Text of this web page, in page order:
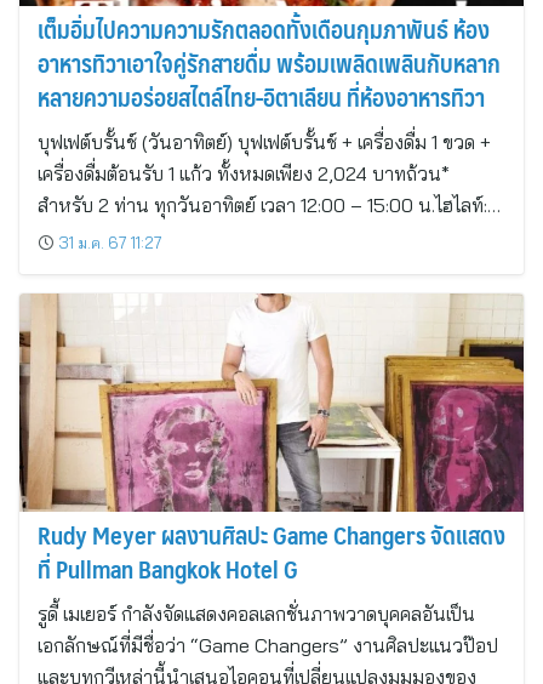
เต็มอิ่มไปความความรักตลอดทั้งเดือนกุมภาพันธ์ ห้อง
อาหารทิวาเอาใจคู่รักสายดื่ม พร้อมเพลิดเพลินกับหลาก
หลายความอร่อยสไตล์ไทย-อิตาเลียน ที่ห้องอาหารทิวา
บุฟเฟต์บรั้นช์ (วันอาทิตย์) บุฟเฟต์บรั้นช์ + เครื่องดื่ม 1 ขวด +
เครื่องดื่มต้อนรับ 1 แก้ว ทั้งหมดเพียง 2,024 บาทถ้วน*
สำหรับ 2 ท่าน ทุกวันอาทิตย์ เวลา 12:00 – 15:00 น.ไฮไลท์:…
31 ม.ค. 67 11:27
Rudy Meyer ผลงานศิลปะ Game Changers จัดแสดง
ที่ Pullman Bangkok Hotel G
รูดี้ เมเยอร์ กำลังจัดแสดงคอลเลกชั่นภาพวาดบุคคลอันเป็น
เอกลักษณ์ที่มีชื่อว่า “Game Changers” งานศิลปะแนวป๊อป
และบทกวีเหล่านี้นำเสนอไอคอนที่เปลี่ยนแปลงมุมมองของ